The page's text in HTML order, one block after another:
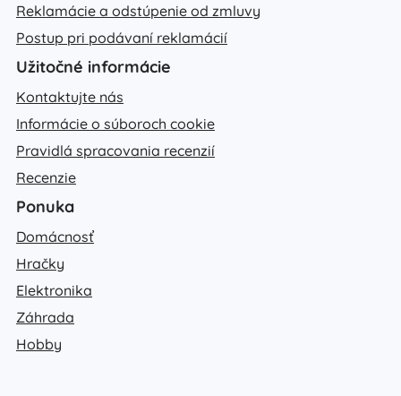
Reklamácie a odstúpenie od zmluvy
Postup pri podávaní reklamácií
Užitočné informácie
Kontaktujte nás
Informácie o súboroch cookie
Pravidlá spracovania recenzií
Recenzie
Ponuka
Domácnosť
Hračky
Elektronika
Záhrada
Hobby